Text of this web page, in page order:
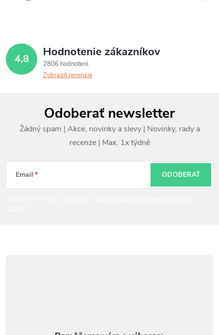
4,8 Hodnotenie zákazníkov
2806 hodnotení
Zobraziť recenzie
ä
Odoberať newsletter
Email ODOBERAŤ